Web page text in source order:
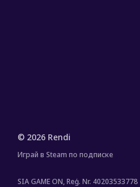
© 2026 Rendi
Играй в Steam по подписке
SIA GAME ON, Reģ. Nr. 40203533778